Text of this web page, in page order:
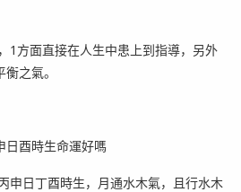
方面直接在人生中患上到指導，另外
之氣。
酉時生命運好嗎
日丁酉時生，月通水木氣，且行水木